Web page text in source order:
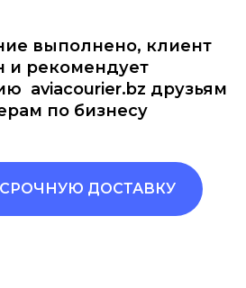
выполнено, клиент
и рекомендует
aviacourier.bz друзьям
по бизнесу
СРОЧНУЮ ДОСТАВКУ